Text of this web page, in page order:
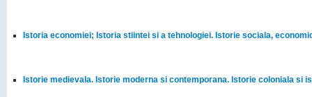
Istoria economiei; Istoria stiintei si a tehnologiei. Istorie sociala,
Istorie medievala. Istorie moderna si contemporana. Istorie coloniala si